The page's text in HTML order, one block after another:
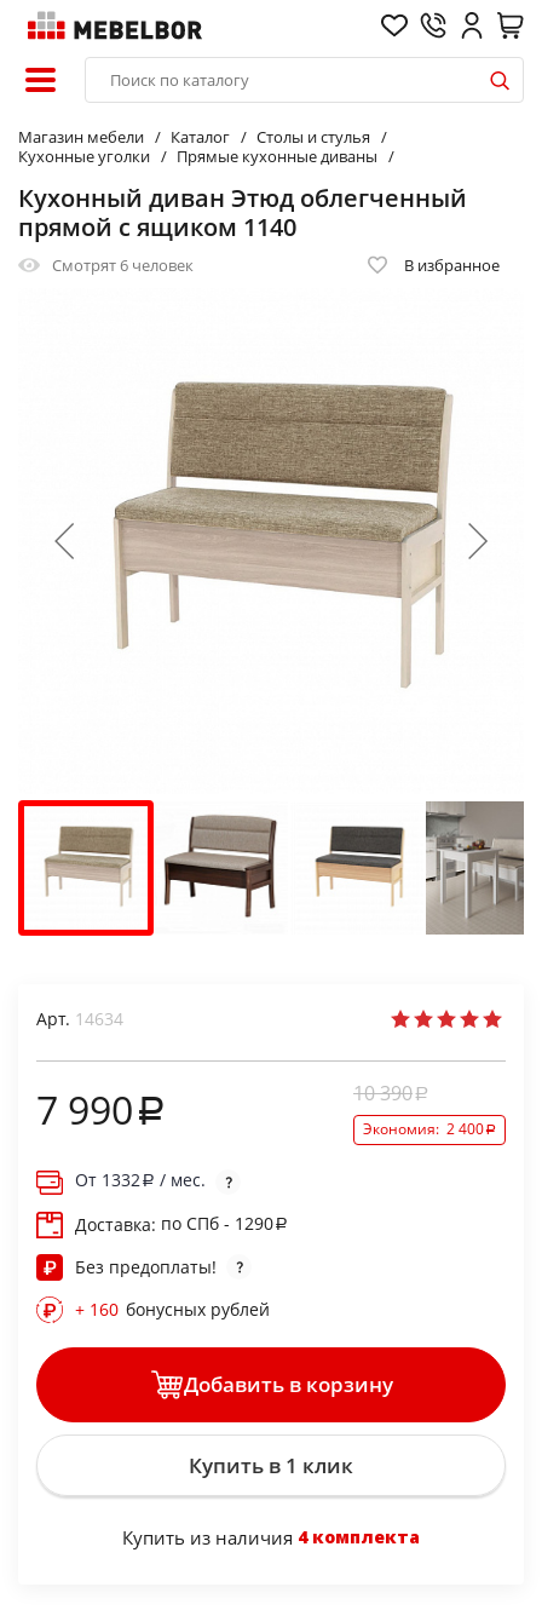
Магазин мебели Каталог
Столы и стулья
Кухонные уголки
Прямые кухонные диваны
Кухонный диван Этюд облегченный
прямой с ящиком 1140
Смотрят6 человек В избранное
Арт. 14634
7 990 10 390
Экономия: 2 400
От 1332
/ мес.
Доставка: по СПб - 1290
Без предоплаты!
+ 160 бонусных рублей
Добавить в корзину
Купить в 1 клик
Купить из наличия 4 комплекта